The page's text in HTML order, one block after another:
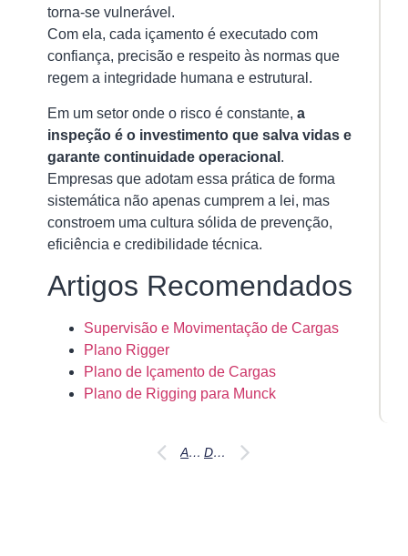
torna-se vulnerável.
Com ela, cada içamento é executado com
confiança, precisão e respeito às normas que
regem a integridade humana e estrutural.
Em um setor onde o risco é constante,a
inspeção é o investimento que salva vidas e
garante continuidade operacional .
Empresas que adotam essa prática de forma
sistemática não apenas cumprem a lei, mas
constroem uma cultura sólida de prevenção,
eficiência e credibilidade técnica.
Artigos Recomendados
Supervisão e Movimentação de Cargas
Plano Rigger
Plano de Içamento de Cargas
Plano de Rigging para Munck
Antes Depois